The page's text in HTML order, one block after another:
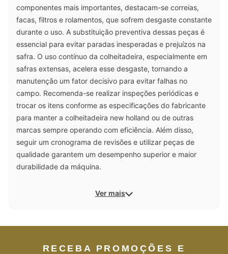
componentes mais importantes, destacam-se correias,
facas, filtros e rolamentos, que sofrem desgaste constante
durante o uso. A substituição preventiva dessas peças é
essencial para evitar paradas inesperadas e prejuízos na
safra. O uso contínuo da colheitadeira, especialmente em
safras extensas, acelera esse desgaste, tornando a
manutenção um fator decisivo para evitar falhas no
campo. Recomenda-se realizar inspeções periódicas e
trocar os itens conforme as especificações do fabricante
para manter a colheitadeira new holland ou de outras
marcas sempre operando com eficiência. Além disso,
seguir um cronograma de revisões e utilizar peças de
qualidade garantem um desempenho superior e maior
durabilidade da máquina.
Ver mais
RECEBA PROMOÇÕES E